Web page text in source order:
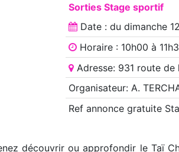
Sorties Stage sportif
Date : du dimanche
Horaire : 10h00 à
Adresse: 931 route de
Organisateur: A.
Ref annoncegratuite
découvrir ou approfondir le Taï